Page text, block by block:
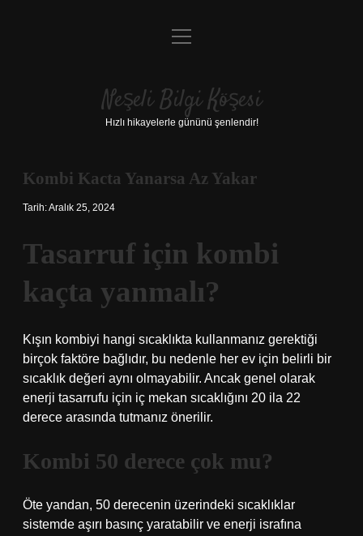
Anasayfa
Yasal Uyarı
menüyü
Neşeli Bilgi Köşesi
Hızlı hikayelerle gününü şenlendir!
Kombi Kacta Yanarsa Az Yakar
Tarih: Aralık 25, 2024
Tasarruf için kombi
kaçta yanmalı?
Kışın kombiyi hangi sıcaklıkta kullanmanız gerektiği
birçok faktöre bağlıdır, bu nedenle her ev için belirli bir
sıcaklık değeri aynı olmayabilir. Ancak genel olarak
enerji tasarrufu için iç mekan sıcaklığını 20 ila 22
derece arasında tutmanız önerilir.
Kombi 50 derece çok mu?
Öte yandan, 50 derecenin üzerindeki sıcaklıklar
sistemde aşırı basınç yaratabilir ve enerji israfına